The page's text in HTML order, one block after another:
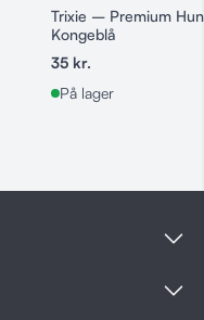
Trixie – Premium
Kongeblå
35kr.
På lager